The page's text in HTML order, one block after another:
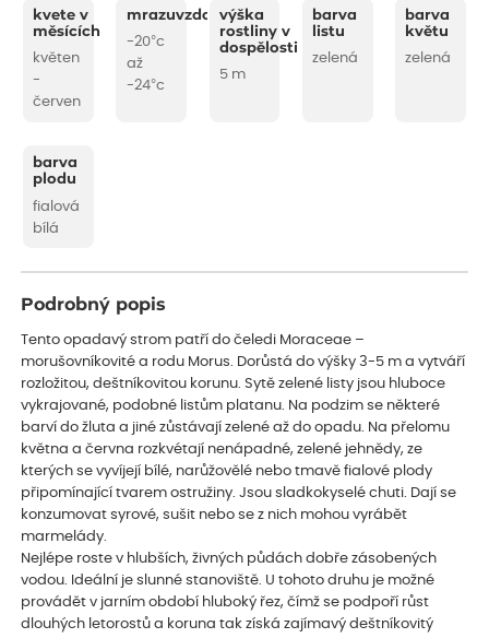
kvete v
měsících
květen
-
červen
mrazuvzdornost
-20°c
až
-24°c
výška
rostliny v
dospělosti
5 m
barva
listu
zelená
barva
květu
zelená
barva
plodu
fialová
bílá
Podrobný popis
Tento opadavý strom patří do čeledi Moraceae –
morušovníkovité a rodu Morus. Dorůstá do výšky 3-5 m a vytváří
rozložitou, deštníkovitou korunu. Sytě zelené listy jsou hluboce
vykrajované, podobné listům platanu. Na podzim se některé
barví do žluta a jiné zůstávají zelené až do opadu. Na přelomu
května a června rozkvétají nenápadné, zelené jehnědy, ze
kterých se vyvíjejí bílé, narůžovělé nebo tmavě fialové plody
připomínající tvarem ostružiny. Jsou sladkokyselé chuti. Dají se
konzumovat syrové, sušit nebo se z nich mohou vyrábět
marmelády.
Nejlépe roste v hlubších, živných půdách dobře zásobených
vodou. Ideální je slunné stanoviště. U tohoto druhu je možné
provádět v jarním období hluboký řez, čímž se podpoří růst
dlouhých letorostů a koruna tak získá zajímavý deštníkovitý